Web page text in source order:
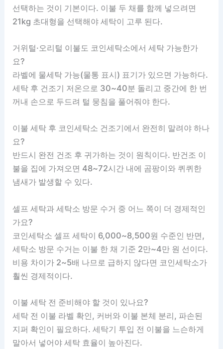
선택하는 것이 기본이다. 이불 두 채를 함께 넣으려면
21kg 초대형을 선택해야 세탁이 고루 된다.
거위털·오리털 이불도 코인세탁소에서 세탁 가능한가
요?
라벨에 물세탁 가능(물통 표시) 표기가 있으면 가능하다.
세탁 후 건조기 저온으로 30~40분 돌리고 중간에 한 번
꺼내 손으로 두드려 털 뭉침을 풀어줘야 한다.
이불 세탁 후 코인세탁소 건조기에서 완전히 말려야 하나
요?
반드시 완전 건조 후 귀가하는 것이 원칙이다. 반건조 이
불을 집에 가져오면 48~72시간 내에 곰팡이와 퀴퀴한
냄새가 발생할 수 있다.
셀프 세탁과 세탁소 방문 수거 중 어느 쪽이 더 경제적인
가요?
코인세탁소 셀프 세탁이 6,000~8,500원 수준인 반면,
세탁소 방문 수거는 이불 한 채 기준 2만~4만 원 선이다.
비용 차이가 2~5배 나므로 급하지 않다면 코인세탁소가
훨씬 경제적이다.
이불 세탁 전 준비해야 할 것이 있나요?
세탁 전 이불 라벨 확인, 커버와 이불 본체 분리, 파손된
지퍼 확인이 필요하다. 세탁기 투입 전 이불을 느슨하게
말아서 넣어야 세탁 효율이 높아진다.